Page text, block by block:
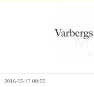
2016-05-17 08:55